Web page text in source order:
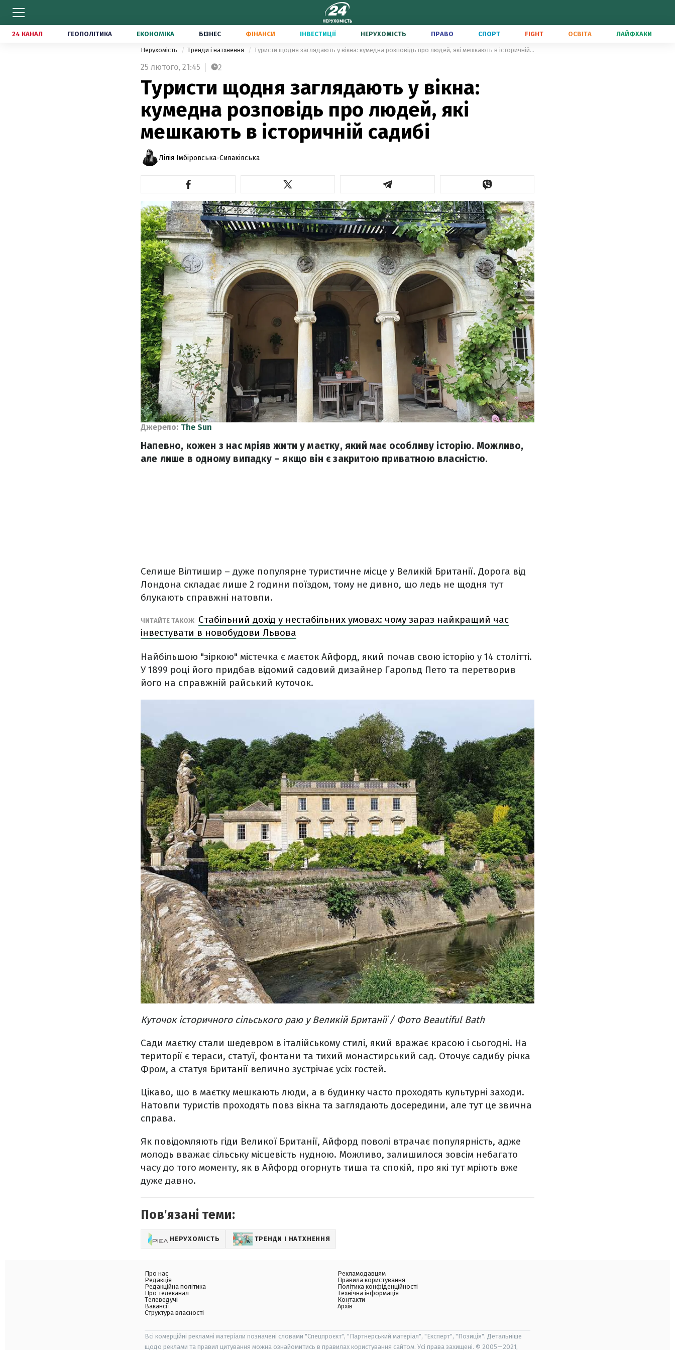
24 КАНАЛ ГЕОПОЛІТИКА ЕКОНОМІКА БІЗНЕС ФІНАНСИ ІНВЕСТИЦІЇ НЕРУХОМІСТЬ ПРАВО СПОРТ FIGHT ОСВІТА ЛАЙФХАКИ
Нерухомість Тренди і натхнення Туристи щодня заглядають у вікна: кумедна розповідь про людей, які мешкають в історичній садибі
25 лютого, 21:45 2
Туристи щодня заглядають у вікна:
кумедна розповідь про людей, які
мешкають в історичній садибі
Лілія Імбіровська-Сиваківська
Джерело: The Sun
Напевно, кожен з нас мріяв жити у маєтку, який має особливу історію. Можливо,
але лише в одному випадку – якщо він є закритою приватною власністю.
Селище Вілтишир – дуже популярне туристичне місце у Великій Британії. Дорога від
Лондона складає лише 2 години поїздом, тому не дивно, що ледь не щодня тут
блукають справжні натовпи.
ЧИТАЙТЕ ТАКОЖ Стабільний дохід у нестабільних умовах: чому зараз найкращий час
інвестувати в новобудови Львова
Найбільшою "зіркою" містечка є маєток Айфорд, який почав свою історію у 14 столітті.
У 1899 році його придбав відомий садовий дизайнер Гарольд Пето та перетворив
його на справжній райський куточок.
Куточок історичного сільського раю у Великій Британії / Фото Beautiful Bath
Сади маєтку стали шедевром в італійському стилі, який вражає красою і сьогодні. На
території є тераси, статуї, фонтани та тихий монастирський сад. Оточує садибу річка
Фром, а статуя Британії велично зустрічає усіх гостей.
Цікаво, що в маєтку мешкають люди, а в будинку часто проходять культурні заходи.
Натовпи туристів проходять повз вікна та заглядають досередини, але тут це звична
справа.
Як повідомляють гіди Великої Британії, Айфорд поволі втрачає популярність, адже
молодь вважає сільську місцевість нудною. Можливо, залишилося зовсім небагато
часу до того моменту, як в Айфорд огорнуть тиша та спокій, про які тут мріють вже
дуже давно.
Пов'язані теми:
НЕРУХОМІСТЬ ТРЕНДИ І НАТХНЕННЯ
Про нас
Редакція
Редакційна політика
Про телеканал
Телеведучі
Вакансії
Структура власності
Рекламодавцям
Правила користування
Політика конфіденційності
Технічна інформація
Контакти
Архів
Всі комерційні рекламні матеріали позначені словами "Спецпроєкт", "Партнерський матеріал", "Експерт", "Позиція". Детальніше
щодо реклами та правил цитування можна ознайомитись в правилах користування сайтом. Усі права захищені. © 2005—2021,